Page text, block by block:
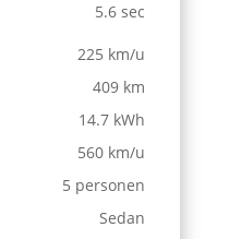
5.6 sec
225 km/u
409 km
14.7 kWh
560 km/u
5 personen
Sedan